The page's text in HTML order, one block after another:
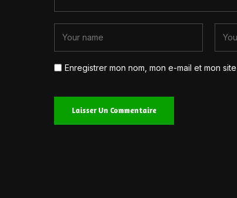
Enregistrer mon nom, mon e-mail et mon